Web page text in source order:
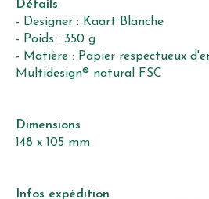
Détails
- Designer : Kaart Blanche
- Poids : 350 g
- Matière : Papier respectueux
Multidesign® natural FSC
Dimensions
148 x 105 mm
Infos expédition